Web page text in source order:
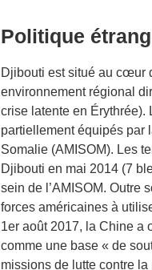
Politique
Djibouti est situé au cœur
environnement régional
crise latente en Érythrée).
partiellement équipés par
Somalie (AMISOM). Les
Djibouti en mai 2014 (7
sein de l’AMISOM. Outre
forces américaines à
1er août 2017, la Chine a
comme une base « de
missions de lutte contre